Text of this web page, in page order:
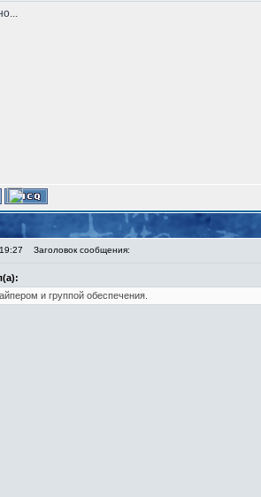
Заголовок сообщения:
и группой обеспечения.